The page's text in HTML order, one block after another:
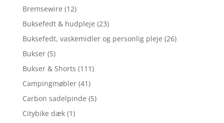
Bremsewire (12)
Buksefedt & hudpleje (23)
Buksefedt, vaskemidler og personlig pleje (26)
Bukser (5)
Bukser & Shorts (111)
Campingmøbler (41)
Carbon sadelpinde (5)
Citybike dæk (1)